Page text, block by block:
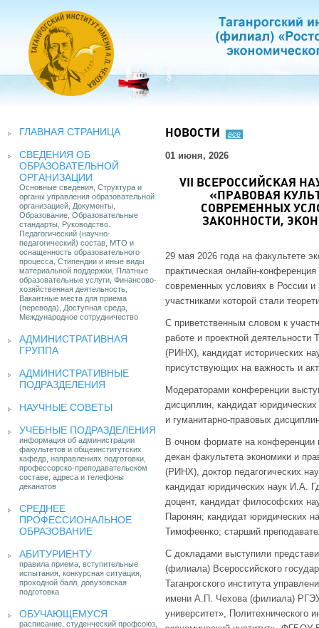
ГЛАВНАЯ СТРАНИЦА
СВЕДЕНИЯ ОБ
ОБРАЗОВАТЕЛЬНОЙ
ОРГАНИЗАЦИИ
Основные сведения, Структура и
органы управления образовательной
организацией, Документы,
Образование, Образовательные
стандарты, Руководство.
Педагогический (научно-
педагогический) состав, МТО и
оснащенность образовательного
процесса, Стипендии и иные виды
материальной поддержки, Платные
образовательные услуги, Финансово-
хозяйственная деятельность,
Вакантные места для приема
(перевода), Доступная среда,
Международное сотрудничество
АДМИНИСТРАТИВНАЯ
ГРУППА
АДМИНИСТРАТИВНЫЕ
ПОДРАЗДЕЛЕНИЯ
НАУЧНЫЕ СОВЕТЫ
УЧЕБНЫЕ ПОДРАЗДЕЛЕНИЯ
информация об администрации
факультетов и общеинститутских
кафедр, направлениях подготовки,
профессорско-преподавательском
составе, адреса и телефоны
деканатов
СРЕДНЕЕ
ПРОФЕССИОНАЛЬНОЕ
ОБРАЗОВАНИЕ
АБИТУРИЕНТУ
правила приема, вступительные
испытания, конкурсная ситуация,
проходной балл, довузовская
подготовка
ОБУЧАЮЩЕМУСЯ
расписание, студенческий профсоюз,
НОВОСТИ все
01 июня, 2026
VII ВСЕРОССИЙСКАЯ
«ПРАВОВАЯ
СОВРЕМЕННЫХ
ЗАКОННОСТИ,
29 мая 2026 года на факультете
практическая онлайн-
современных условиях в России и
участниками которой стали
С приветственным словом к
работе и проектной
(РИНХ), кандидат исторических
присутствующих на важность и
Модераторами конференции
дисциплин, кандидат
и гуманитарно-правовых
В очном формате на конференции
декан факультета экономики и
(РИНХ), доктор педагогических
кандидат юридических наук И.А.
доцент, кандидат философских
Паронян; кандидат юридических
Тимофеенко; старший
С докладами выступили
(филиала) Всероссийского
Таганрогского института
имени А.П. Чехова (филиала)
университет»,